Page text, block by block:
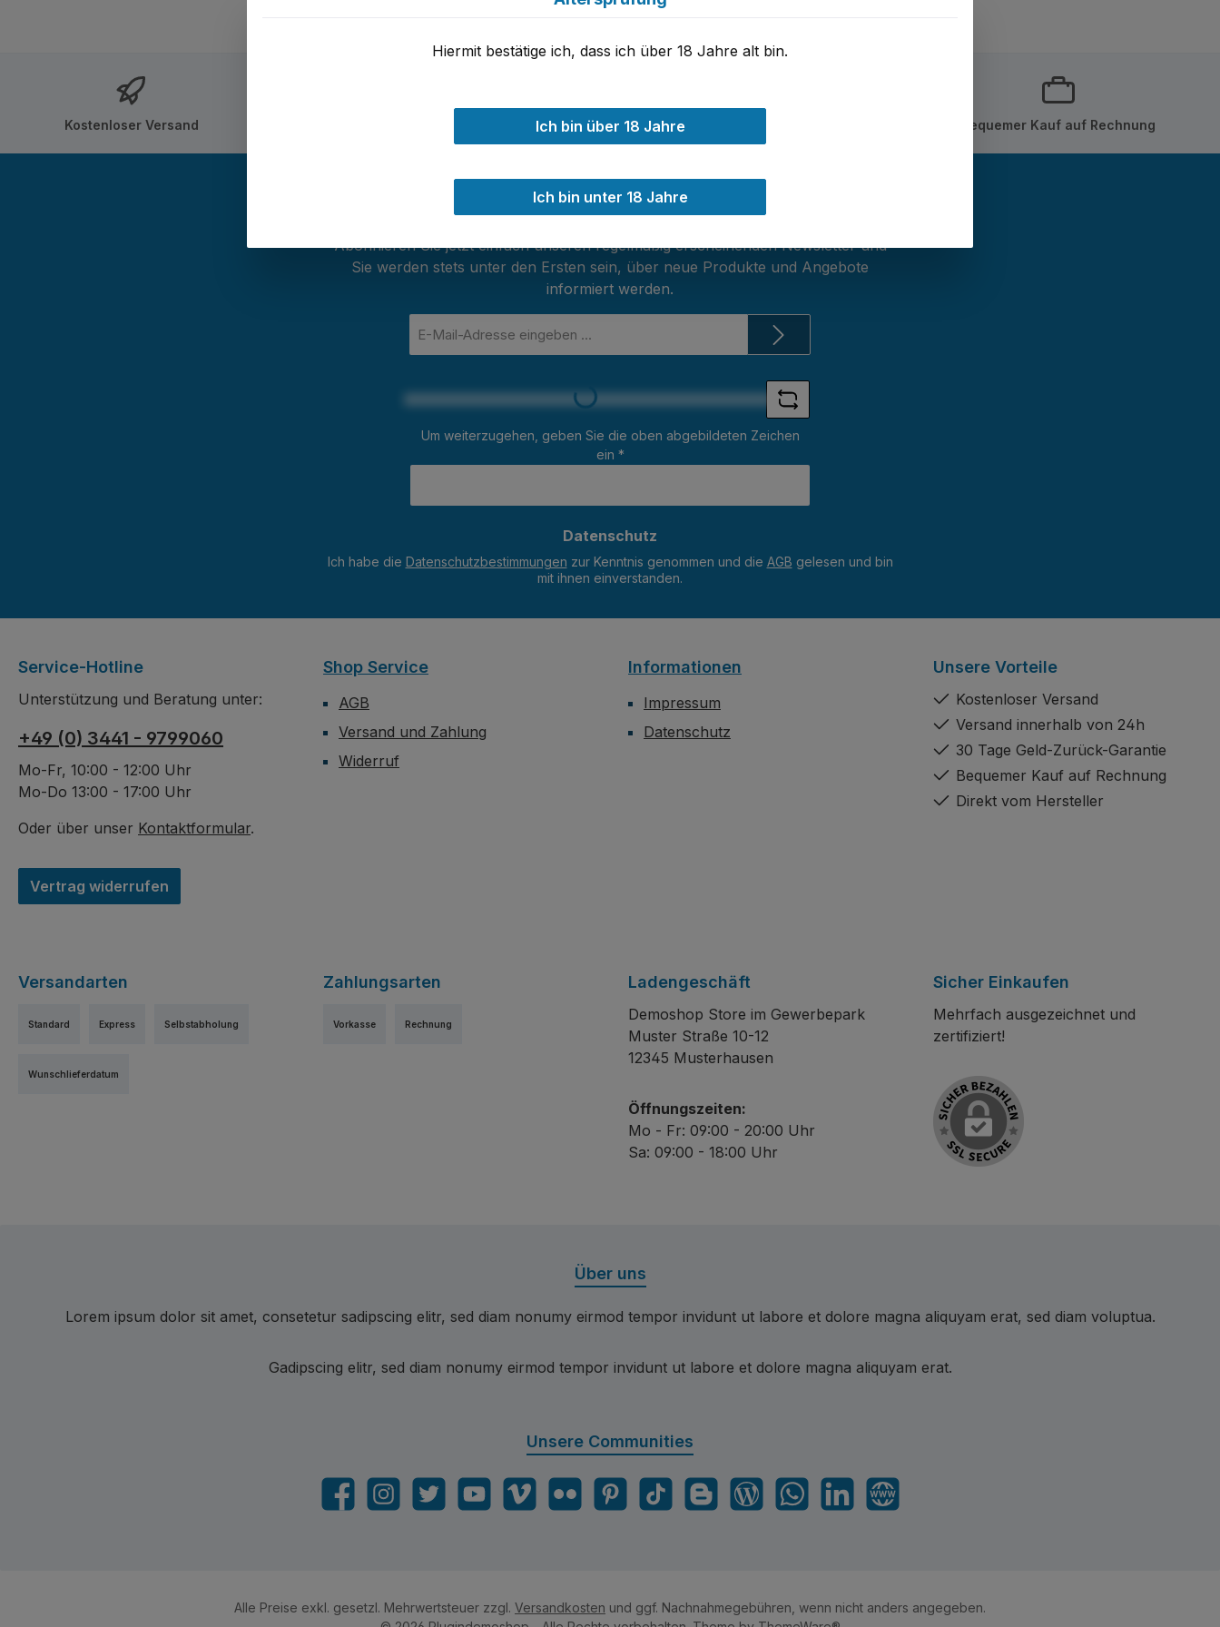
Kostenloser Versand 30 Tage Geld-Zurück-Garantie Bequemer Kauf auf Rechnung
Newsletter
Abonnieren Sie jetzt einfach unseren regelmäßig erscheinenden Newsletter und
Sie werden stets unter den Ersten sein, über neue Produkte und Angebote
informiert werden.
Mail-
Loading...
Um weiterzugehen, geben Sie die oben abgebildeten Zeichen
ein *
Datenschutz
Ich habe die Datenschutzbestimmungen zur Kenntnis genommen und die AGB gelesen und bin
mit ihnen einverstanden.
Service-Hotline
Unterstützung und Beratung unter:
+49 (0) 3441 - 9799060
Mo-Fr, 10:00 - 12:00 Uhr
Mo-Do 13:00 - 17:00 Uhr
Oder über unser Kontaktformular.
Vertrag widerrufen
Shop Service
AGB
Versand und Zahlung
Widerruf
Informationen
Impressum
Datenschutz
Unsere Vorteile
Kostenloser Versand
Versand innerhalb von 24h
30 Tage Geld-Zurück-Garantie
Bequemer Kauf auf Rechnung
Direkt vom Hersteller
Versandarten
Standard Express Selbstabholung
Wunschlieferdatum
Zahlungsarten
Vorkasse Rechnung
Ladengeschäft
Demoshop Store im Gewerbepark
Muster Straße 10-12
12345 Musterhausen
Öffnungszeiten:
Mo - Fr: 09:00 - 20:00 Uhr
Sa: 09:00 - 18:00 Uhr
Sicher Einkaufen
Mehrfach ausgezeichnet und
zertifiziert!
Über uns
Lorem ipsum dolor sit amet, consetetur sadipscing elitr, sed diam nonumy eirmod tempor invidunt ut labore et dolore magna aliquyam erat, sed diam voluptua.
Gadipscing elitr, sed diam nonumy eirmod tempor invidunt ut labore et dolore magna aliquyam erat.
Unsere Communities
FacebookInstagramTwitter YouTubeVimeo Flickr PinterestTikTok BloggerBlog WhatsAppLinkedInWebsite
Alle Preise exkl. gesetzl. Mehrwertsteuer zzgl. Versandkosten und ggf. Nachnahmegebühren, wenn nicht anders angegeben.
Hiermit bestätige ich, dass ich über 18 Jahre alt bin.
Ich bin über 18 Jahre
Ich bin unter 18 Jahre